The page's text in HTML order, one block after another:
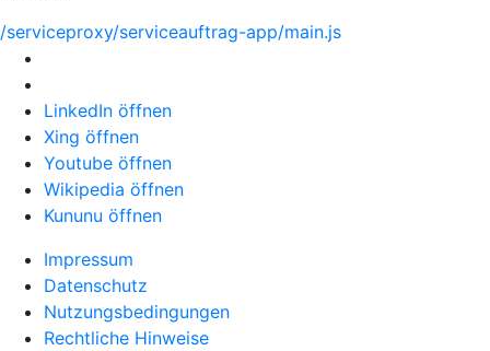
/serviceproxy/serviceauftrag-app/main.js
LinkedIn öffnen
Xing öffnen
Youtube öffnen
Wikipedia öffnen
Kununu öffnen
Impressum
Datenschutz
Nutzungsbedingungen
Rechtliche Hinweise